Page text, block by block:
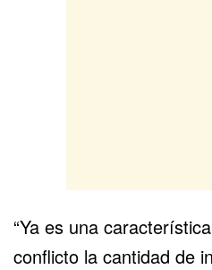
“Ya es una
conflicto la cantidad de